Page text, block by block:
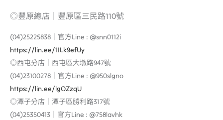
◎豐原總店｜豐原區三民路110號
(04)25225838｜官方Line : @snn0112i
https://lin.ee/1ILk9efUy
◎西屯分店｜西屯區大墩路947號
(04)23100278｜官方Line : @950slgno
https://lin.ee/lgOZzqU
◎潭子分店｜潭子區勝利路317號
(04)25350413｜官方Line : @758lavhk